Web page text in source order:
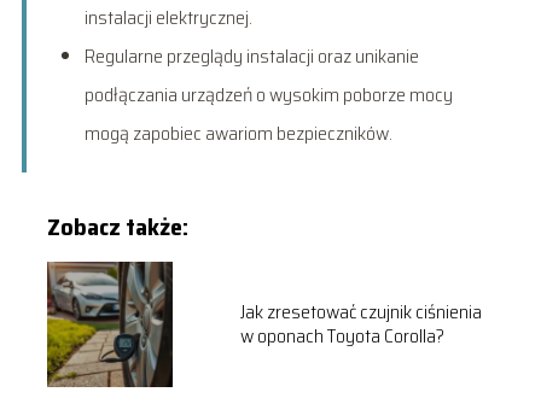
instalacji elektrycznej.
Regularne przeglądy instalacji oraz unikanie
podłączania urządzeń o wysokim poborze mocy
mogą zapobiec awariom bezpieczników.
Zobacz także:
Jak zresetować czujnik ciśnienia
w oponach Toyota Corolla?